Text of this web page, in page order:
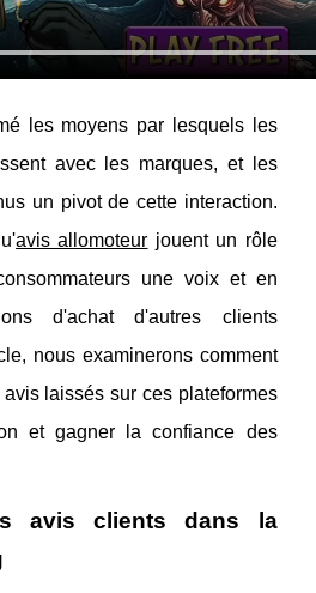
les moyens par lesquels les
avec les marques, et les
un pivot de cette interaction.
avis allomoteur jouent un rôle
une voix et en
d'achat d'autres clients
nous examinerons comment
laissés sur ces plateformes
et gagner la confiance des
avis clients dans la